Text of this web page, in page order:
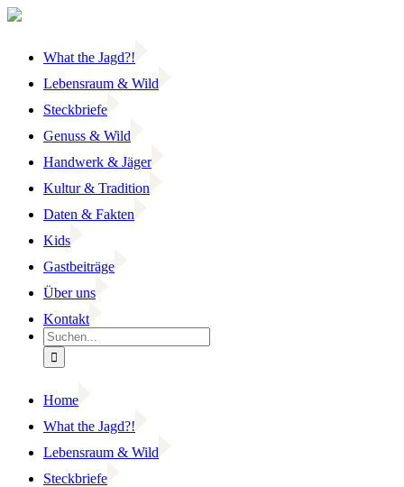
Zum
What the Jagd?!
Lebensraum & Wild
Steckbriefe
Genuss & Wild
Handwerk & Jäger
Kultur & Tradition
Daten & Fakten
Kids
Gastbeiträge
Über uns
Kontakt
Suche
nach:
Home
What the Jagd?!
Lebensraum & Wild
Steckbriefe